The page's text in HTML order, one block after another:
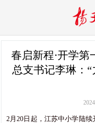
春启新程·开学第
总支书记李琳：
2月20日起，江苏中小学陆